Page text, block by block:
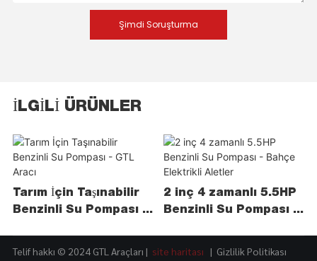
Şimdi Soruşturma
İLGILI ÜRÜNLER
Tarım İçin Taşınabilir
Benzinli Su Pompası -
2 inç 4 zamanlı 5.5HP
Benzinli Su Pompası -
Telif hakkı © 2024 GTL Araçları | site haritası | Gizlilik Politikası